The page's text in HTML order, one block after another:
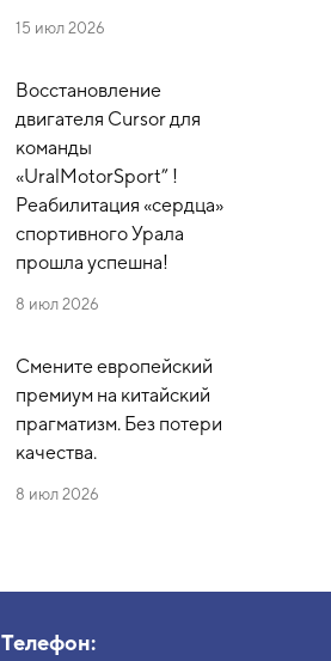
15 июл 2026
Восстановление
двигателя Cursor для
команды
«UralMotorSport” !
Реабилитация «сердца»
спортивного Урала
прошла успешна!
8 июл 2026
Смените европейский
премиум на китайский
прагматизм. Без потери
качества.
8 июл 2026
Телефон: